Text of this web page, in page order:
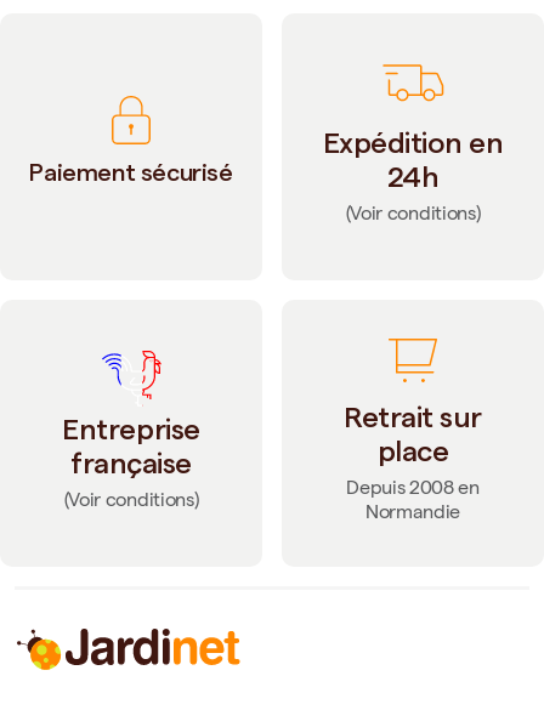
Paiement sécurisé
Expédition en
24h
(Voir conditions)
Entreprise
française
(Voir conditions)
Retrait sur
place
Depuis 2008 en
Normandie